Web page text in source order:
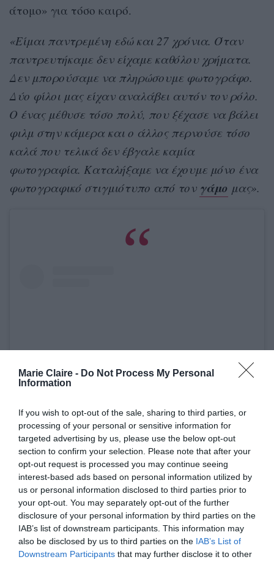
Marie Claire - Do Not Process My Personal
Information
If you wish to opt-out of the sale, sharing to third parties, or
processing of your personal or sensitive information for
targeted advertising by us, please use the below opt-out
section to confirm your selection. Please note that after your
opt-out request is processed you may continue seeing
interest-based ads based on personal information utilized by
us or personal information disclosed to third parties prior to
your opt-out. You may separately opt-out of the further
disclosure of your personal information by third parties on the
IAB’s list of downstream participants. This information may
also be disclosed by us to third parties on the IAB’s List of
Downstream Participants that may further disclose it to other
άτομο» για τόσο καιρό.
«Είμαι παντρεμένη εδώ και 27 χρόνια. Όταν
παντρευτήκαμε δεν είχαμε καθόλου χρήματα.
Δεν μπορούσαμε να πληρώσουμε φωτογράφο.
Δύο φίλοι μας είχαν αναλάβει αυτόν τον ρόλο.
Ο ένας μέθυσε τόσο πολύ, που ξέχασε να βάλει
φιλμ στην κάμερα και ο άλλος περνούσε τόσο
καλά που τελικά δεν έβγαλε καμία
φωτογραφία. Καταλήξαμε να έχουμε μόνο ένα
φωτογραφικό στιγμιότυπο από τον γάμο μας».
Δείτε αυτή τη δημοσίευση στο Instagram.